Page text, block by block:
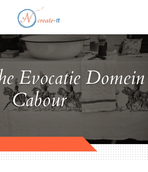
Evocatie Domein
Cabour